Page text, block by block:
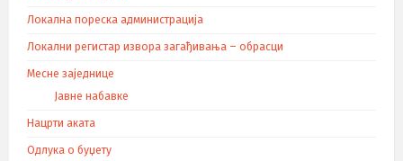
Локална пореска администрација
Локални регистар извора загађивања – обрасци
Месне заједнице
Јавне набавке
Нацрти аката
Одлука о буџету